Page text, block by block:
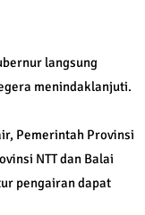
langsung
menindaklanjuti.
Pemerintah Provinsi
NTT dan Balai
pengairan dapat